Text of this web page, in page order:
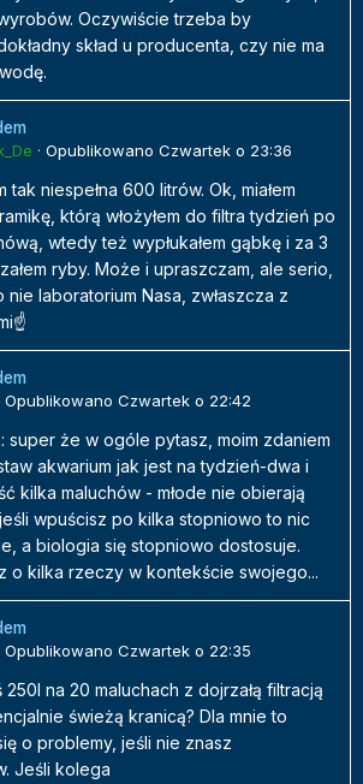
Oczywiście trzeba by
skład u producenta, czy nie ma
· Opublikowano Czwartek o 23:36
tak niespełna 600 litrów. Ok, miałem
którą włożyłem do filtra tydzień po
wtedy też wypłukałem gąbkę i za 3
ryby. Może i upraszczam, ale serio,
nie laboratorium Nasa, zwłaszcza z
Opublikowano Czwartek o 22:42
super że w ogóle pytasz, moim zdaniem
akwarium jak jest na tydzień-dwa i
kilka maluchów - młode nie obierają
wpuścisz po kilka stopniowo to nic
a biologia się stopniowo dostosuje.
o kilka rzeczy w kontekście swojego...
Opublikowano Czwartek o 22:35
250l na 20 maluchach z dojrzałą filtracją
świeżą kranicą? Dla mnie to
o problemy, jeśli nie znasz
Jeśli kolega